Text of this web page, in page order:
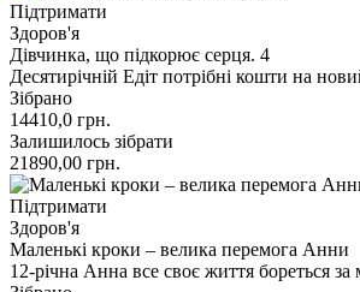
Підтримати
Здоров'я
Дівчинка, що підкорює серця. 4
Десятирічній Едіт потрібні кошти на
Зібрано
14410,0 грн.
Залишилось зібрати
21890,00 грн.
Підтримати
Здоров'я
Маленькі кроки – велика перемога Анни
12-річна Анна все своє життя бореться